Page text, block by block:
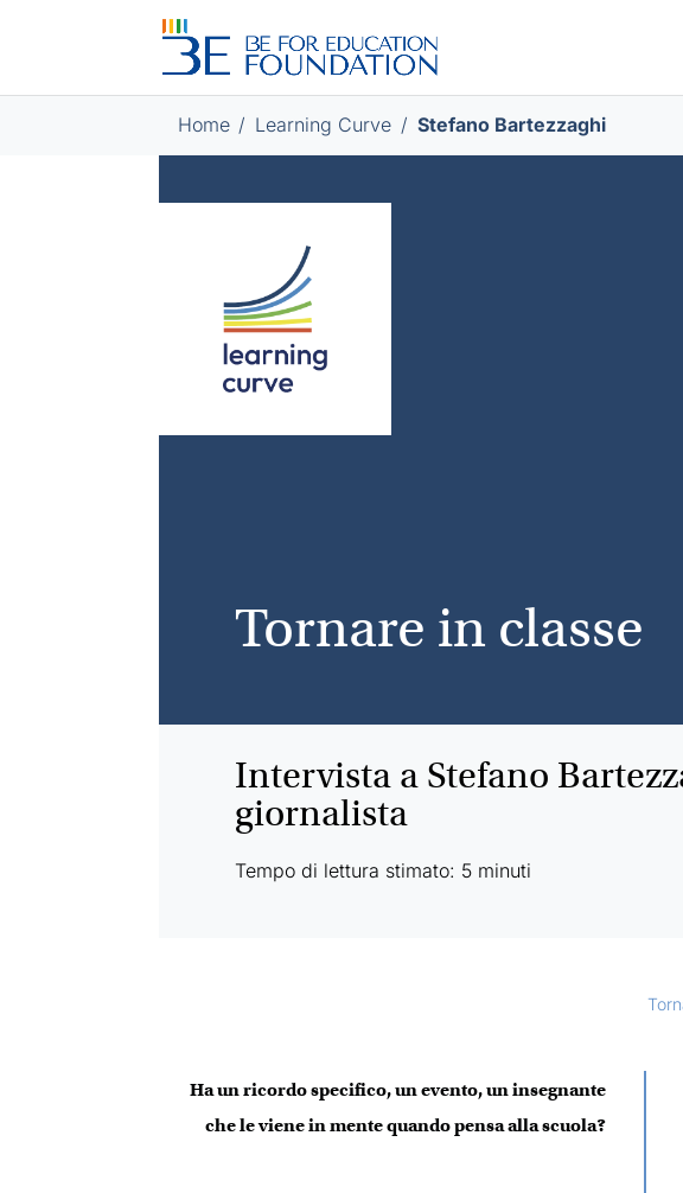
Home / / Stefano Bartezzaghi
Tornare in classe
Intervista a Stefano
giornalista
Tempo di lettura stimato: 5 minuti
Ha un ricordo specifico, un evento, un insegnante
che le viene in mente quando pensa alla scuola?